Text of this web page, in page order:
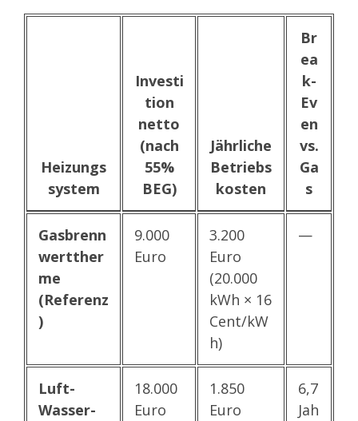
Heizungs
system
Investi
tion
netto
(nach
55%
BEG)
Jährliche
Betriebs
kosten
Br
ea
k-
Ev
en
vs.
Ga
s
Gasbrenn
wertther
me
(Referenz
)
9.000
Euro
3.200
Euro
(20.000
kWh × 16
Cent/kW
h)
—
Luft-
Wasser-
18.000
Euro
1.850
Euro
6,7
Jah